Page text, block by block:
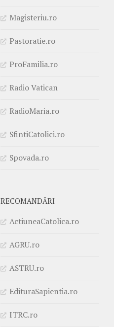
Magisteriu.ro
Pastoratie.ro
ProFamilia.ro
Radio Vatican
RadioMaria.ro
SfintiCatolici.ro
Spovada.ro
RECOMANDĂRI
ActiuneaCatolica.ro
AGRU.ro
ASTRU.ro
EdituraSapientia.ro
ITRC.ro